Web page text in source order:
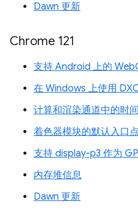
Dawn 更新
Chrome 121
支持 Android 上的
在 Windows 上使用
计算和渲染通道中的时
着色器模块的默认入口点
支持 display-p3 作为
内存堆信息
Dawn 更新